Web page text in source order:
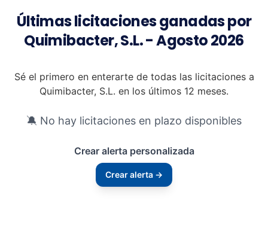
Últimas licitaciones ganadas por
Quimibacter, S.L. - Agosto 2026
Sé el primero en enterarte de todas las licitaciones a
Quimibacter, S.L. en los últimos 12 meses.
🔕 No hay licitaciones en plazo disponibles
Crear alerta personalizada
Crear alerta →